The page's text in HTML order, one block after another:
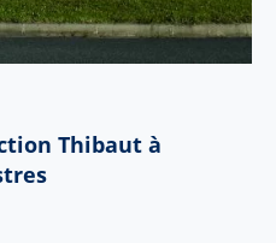
Thibaut à